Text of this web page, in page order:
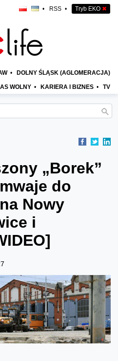
• RSS • Tryb EKO ✖
• DOLNY ŚLĄSK (AGLOMERACJA)
WOLNY • KARIERA I BIZNES • TV
„Borek”
do
Nowy
i